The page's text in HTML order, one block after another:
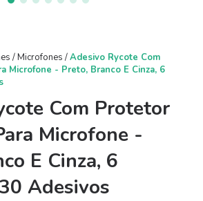
/Microfones /Adesivo Rycote Com
Microfone - Preto, Branco E Cinza, 6
Com Protetor
Microfone -
E Cinza, 6
Adesivos